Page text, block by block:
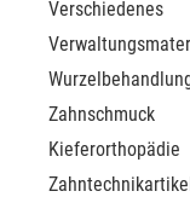
Verschiedenes
Zahnschmuck
Kieferorthopädie